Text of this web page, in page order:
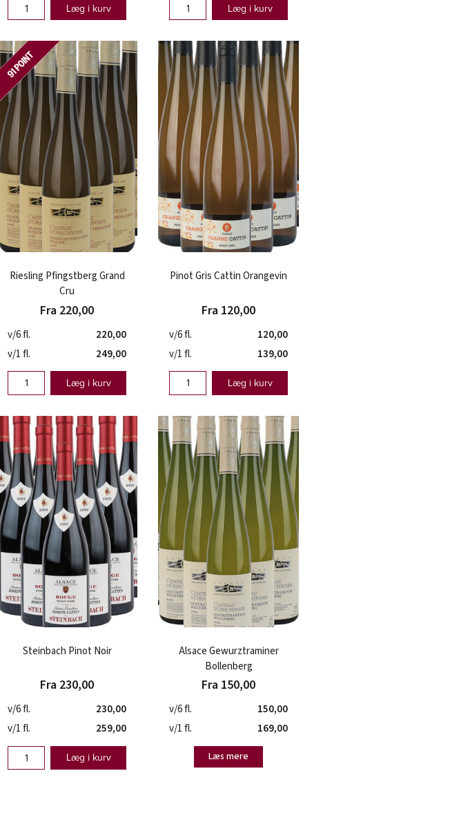
Læg i kurv
Læg i kurv
Riesling Pfingstberg Grand
Cru
Fra 220,00
v/6 fl.
220,00
v/1 fl.
249,00
Læg i kurv
Pinot Gris Cattin Orangevin
Fra 120,00
v/6 fl.
120,00
v/1 fl.
139,00
Læg i kurv
Steinbach Pinot Noir
Fra 230,00
v/6 fl.
230,00
v/1 fl.
259,00
Læg i kurv
Alsace Gewurztraminer
Bollenberg
Fra 150,00
v/6 fl.
150,00
v/1 fl.
169,00
Læs mere